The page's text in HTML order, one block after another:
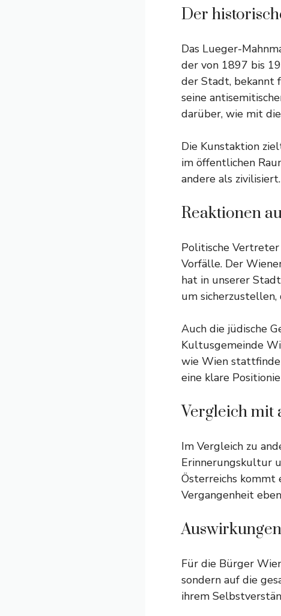
Der
Das Lueger-
der von 1897 bis
der Stadt, bekannt
seine
darüber, wie mit
Die Kunstaktion
im öffentlichen
andere als zivilisiert.
Reaktionen
Politische
Vorfälle. Der
hat in unserer
um sicherzustellen,
Auch die jüdische
Kultusgemeinde
wie Wien
eine klare
Vergleich mit
Im Vergleich zu
Erinnerungskultur
Österreichs kommt
Vergangenheit
Für die Bürger
sondern auf die
ihrem